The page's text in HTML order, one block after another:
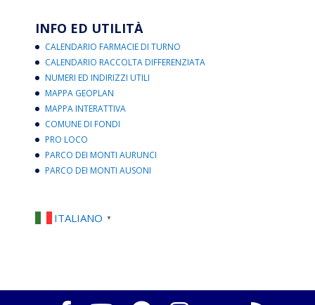
INFO ED UTILITÀ
CALENDARIO FARMACIE DI TURNO
CALENDARIO RACCOLTA DIFFERENZIATA
NUMERI ED INDIRIZZI UTILI
MAPPA GEOPLAN
MAPPA INTERATTIVA
COMUNE DI FONDI
PRO LOCO
PARCO DEI MONTI AURUNCI
PARCO DEI MONTI AUSONI
ITALIANO ▼